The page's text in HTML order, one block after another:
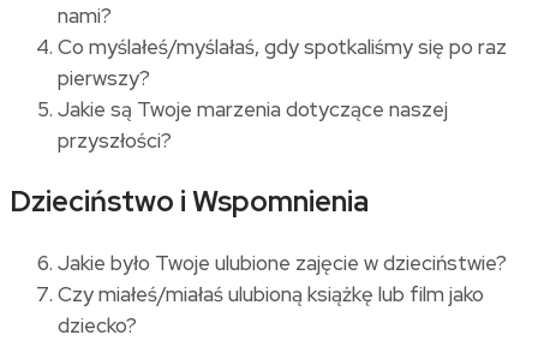
nami?
Co myślałeś/myślałaś, gdy spotkaliśmy się po raz
pierwszy?
Jakie są Twoje marzenia dotyczące naszej
przyszłości?
Dzieciństwo i Wspomnienia
Jakie było Twoje ulubione zajęcie w dzieciństwie?
Czy miałeś/miałaś ulubioną książkę lub film jako
dziecko?